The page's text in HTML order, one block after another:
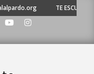
TE ESCUCHAMOS